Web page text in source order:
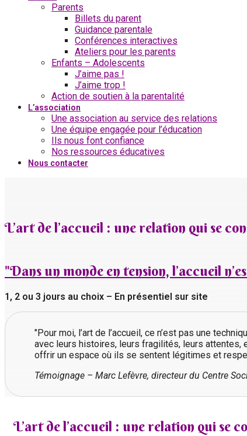
Parents
Billets du parent
Guidance parentale
Conférences interactives
Ateliers pour les parents
Enfants – Adolescents
J’aime pas !
J’aime trop !
Action de soutien à la parentalité
L’association
Une association au service des relations
Une équipe engagée pour l’éducation
Ils nous font confiance
Nos ressources éducatives
Nous contacter
L’art de l’accueil : une relation qui se
"Dans un monde en tension, l’accueil
1, 2 ou 3 jours au choix – En présentiel sur site
"Pour moi, l’art de l’accueil, ce n’est pas une
avec leurs histoires, leurs fragilités, leurs attentes,
offrir un espace où ils se sentent légitimes et
Témoignage – Marc Lefèvre, directeur du Centre
L’art de l’accueil : une relation qui se